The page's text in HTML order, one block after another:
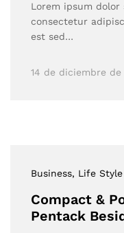
Lorem ipsum
consectetur
est sed…
14 de diciembre de
Business, Life Style
Compact &
Pentack